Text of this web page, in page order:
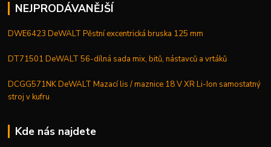
NEJPRODÁVANĚJŠÍ
DWE6423 DeWALT Pěstní excentrická bruska 125 mm
DT71501 DeWALT 56-dílná sada mix, bitů, nástavců a vrtáků
DCGG571NK DeWALT Mazací lis / maznice 18 V XR Li-Ion samostatný
stroj v kufru
Kde nás najdete